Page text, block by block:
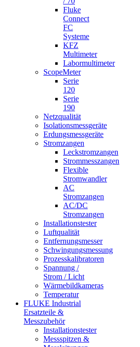
Fluke
Connect
FC
Systeme
KFZ
Multimeter
Labormultimeter
ScopeMeter
Serie
120
Serie
190
Netzqualität
Isolationsmessgeräte
Erdungsmessgeräte
Stromzangen
Leckstromzangen
Strommesszangen
Flexible
Stromwandler
AC
Stromzangen
AC/DC
Stromzangen
Installationstester
Luftqualität
Entfernungsmesser
Schwingungsmessung
Prozesskalibratoren
Spannung /
Strom / Licht
Wärmebildkameras
Temperatur
FLUKE Industrial
Ersatzteile &
Messzubehör
Installationstester
Messspitzen &